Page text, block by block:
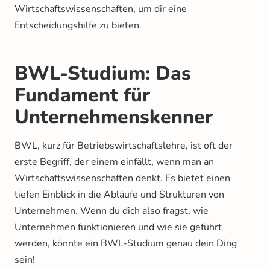
Wirtschaftswissenschaften, um dir eine
Entscheidungshilfe zu bieten.
BWL-Studium: Das
Fundament für
Unternehmenskenner
BWL, kurz für Betriebswirtschaftslehre, ist oft der
erste Begriff, der einem einfällt, wenn man an
Wirtschaftswissenschaften denkt. Es bietet einen
tiefen Einblick in die Abläufe und Strukturen von
Unternehmen. Wenn du dich also fragst, wie
Unternehmen funktionieren und wie sie geführt
werden, könnte ein BWL-Studium genau dein Ding
sein!